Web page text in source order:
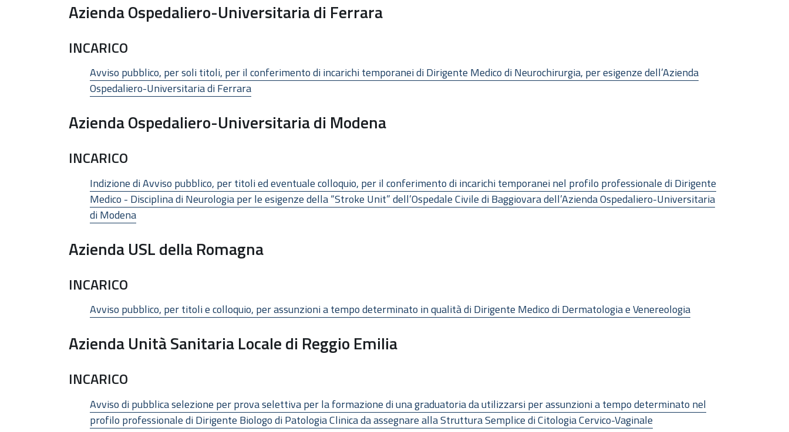
Azienda Ospedaliero-Universitaria di Ferrara
INCARICO
Avviso pubblico, per soli titoli, per il conferimento di incarichi temporanei di Dirigente Medico di Neurochirurgia, per esigenze dell’Azienda
Ospedaliero-Universitaria di Ferrara
Azienda Ospedaliero-Universitaria di Modena
INCARICO
Indizione di Avviso pubblico, per titoli ed eventuale colloquio, per il conferimento di incarichi temporanei nel profilo professionale di Dirigente
Medico - Disciplina di Neurologia per le esigenze della “Stroke Unit” dell’Ospedale Civile di Baggiovara dell’Azienda Ospedaliero-Universitaria
di Modena
Azienda USL della Romagna
INCARICO
Avviso pubblico, per titoli e colloquio, per assunzioni a tempo determinato in qualità di Dirigente Medico di Dermatologia e Venereologia
Azienda Unità Sanitaria Locale di Reggio Emilia
INCARICO
Avviso di pubblica selezione per prova selettiva per la formazione di una graduatoria da utilizzarsi per assunzioni a tempo determinato nel
profilo professionale di Dirigente Biologo di Patologia Clinica da assegnare alla Struttura Semplice di Citologia Cervico-Vaginale